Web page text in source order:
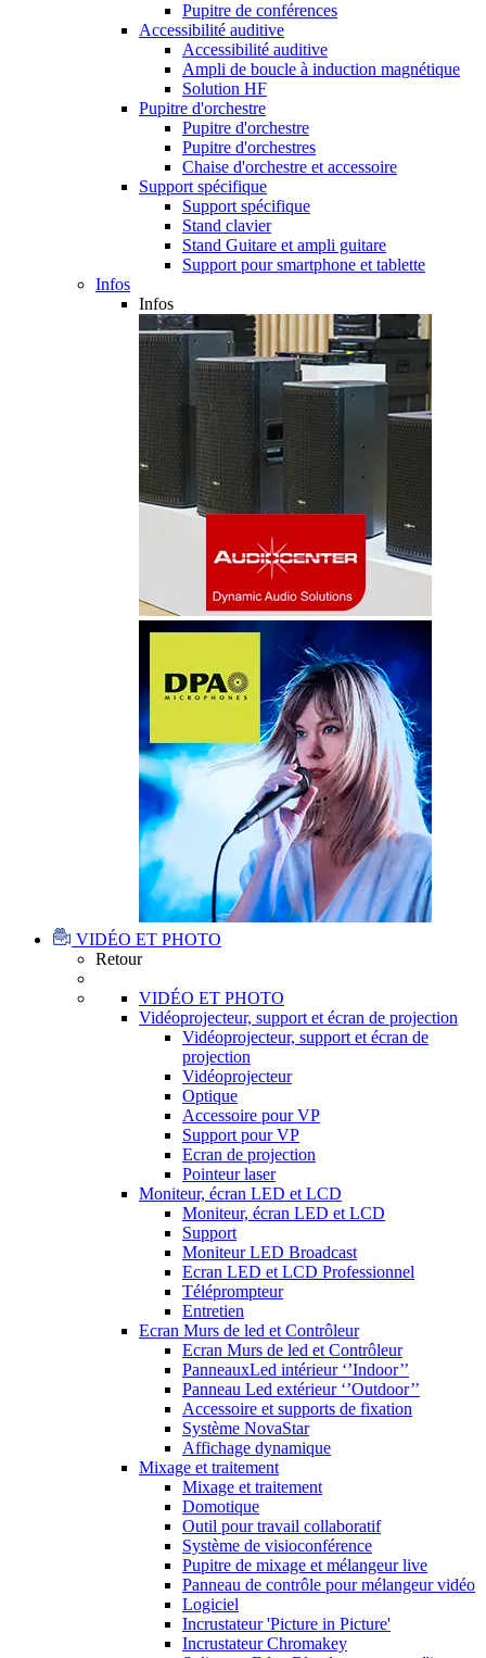
Pupitre de conférences
Accessibilité auditive
Accessibilité auditive
Ampli de boucle à induction magnétique
Solution HF
Pupitre d'orchestre
Pupitre d'orchestre
Pupitre d'orchestres
Chaise d'orchestre et accessoire
Support spécifique
Support spécifique
Stand clavier
Stand Guitare et ampli guitare
Support pour smartphone et tablette
Infos
Infos
VIDÉO ET PHOTO
Retour
VIDÉO ET PHOTO
Vidéoprojecteur, support et écran de projection
Vidéoprojecteur, support et écran de
projection
Vidéoprojecteur
Optique
Accessoire pour VP
Support pour VP
Ecran de projection
Pointeur laser
Moniteur, écran LED et LCD
Moniteur, écran LED et LCD
Support
Moniteur LED Broadcast
Ecran LED et LCD Professionnel
Téléprompteur
Entretien
Ecran Murs de led et Contrôleur
Ecran Murs de led et Contrôleur
PanneauxLed intérieur ‘’Indoor’’
Panneau Led extérieur ‘’Outdoor’’
Accessoire et supports de fixation
Système NovaStar
Affichage dynamique
Mixage et traitement
Mixage et traitement
Domotique
Outil pour travail collaboratif
Système de visioconférence
Pupitre de mixage et mélangeur live
Panneau de contrôle pour mélangeur vidéo
Logiciel
Incrustateur 'Picture in Picture'
Incrustateur Chromakey